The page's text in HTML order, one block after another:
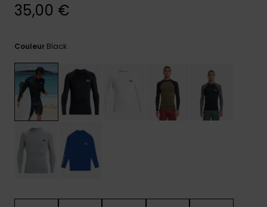
les plus
fréquentes
et notre
formulaire
de
Consulter
la FAQ
35,00 €
Couleur Black